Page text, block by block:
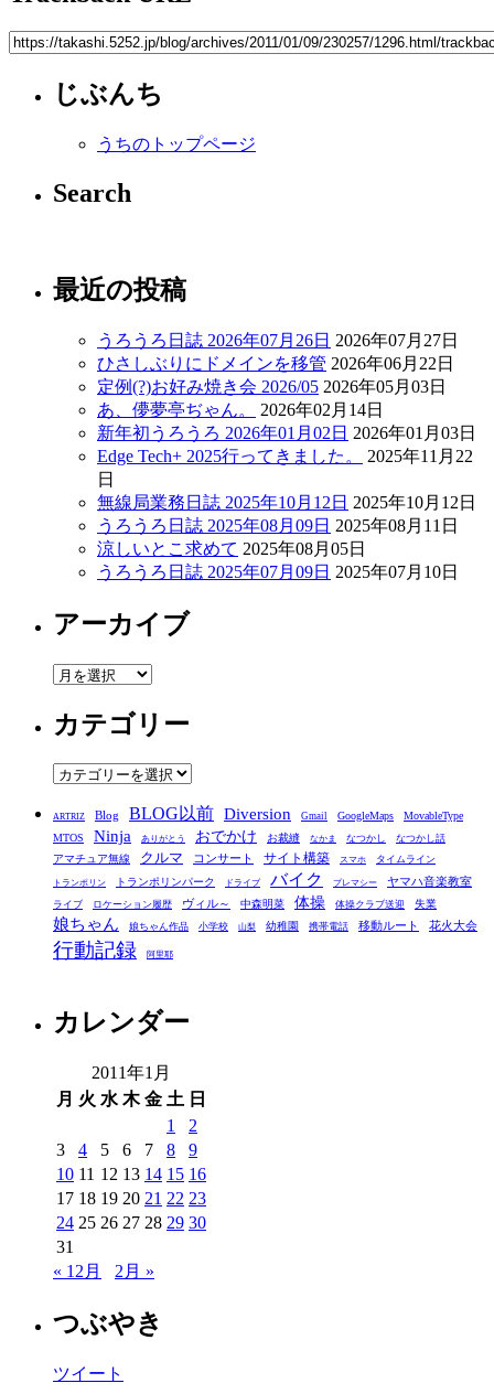
じぶんち
うちのトップページ
Search
最近の投稿
うろうろ日誌 2026年07月26日 2026年07月27日
ひさしぶりにドメインを移管 2026年06月22日
定例(?)お好み焼き会 2026/05 2026年05月03日
あ、儚夢亭ぢゃん。
2026年02月14日
新年初うろうろ 2026年01月02日 2026年01月03日
Edge Tech+ 2025行ってきました。
2025年11月22
日
無線局業務日誌 2025年10月12日 2025年10月12日
うろうろ日誌 2025年08月09日 2025年08月11日
涼しいとこ求めて 2025年08月05日
うろうろ日誌 2025年07月09日 2025年07月10日
アーカイブ
ア
カ
イ
ブ
カテゴリー
カ
ゴ
リ
ー
ARTRIZ Blog BLOG以前 Diversion Gmail GoogleMaps
MovableType
MTOS
Ninja ありがとう おでかけ お裁縫 なかま なつかし なつかし話
アマチュア無線 クルマ コンサート サイト構築 スマホ タイムライン
トランポリン トランポリンパーク ドライブ バイク プレマシー ヤマハ音楽教室
ライブ ロケーション履歴 ヴィル～ 中森明菜 体操 体操クラブ送迎 失業
娘ちゃん 娘ちゃん作品 小学校 山梨 幼稚園 携帯電話 移動ルート 花火大会
行動記録 阿里耶
カレンダー
2011年1月
月 火 水 木 金 土 日
1
2
3
4 5 6 7 8
9
10 11 12 13 14 15 16
17 18 19 20 21 22 23
24 25 26 27 28 29 30
31
« 12月
2月 »
つぶやき
ツイート